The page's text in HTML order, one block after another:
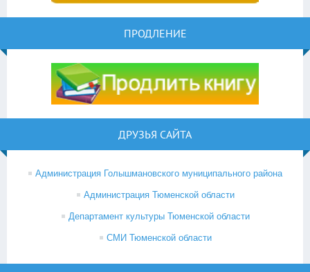
ПРОДЛЕНИЕ
ДРУЗЬЯ САЙТА
Администрация Голышмановского муниципального района
Администрация Тюменской области
Департамент культуры Тюменской области
СМИ Тюменской области